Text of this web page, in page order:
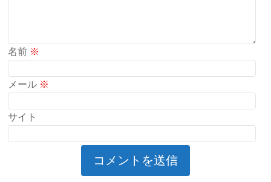
名前 ※
メール ※
サイト